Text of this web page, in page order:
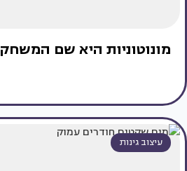
מונוטוניות היא שם המשחק
עיצוב גינות